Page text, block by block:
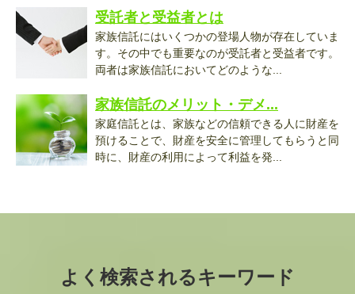
受託者と受益者とは
家族信託にはいくつかの登場人物が存在していま
す。その中でも重要なのが受託者と受益者です。
両者は家族信託においてどのような...
家族信託のメリット・デメ...
家庭信託とは、家族などの信頼できる人に財産を
預けることで、財産を安全に管理してもらうと同
時に、財産の利用によって利益を発...
よく検索されるキーワード